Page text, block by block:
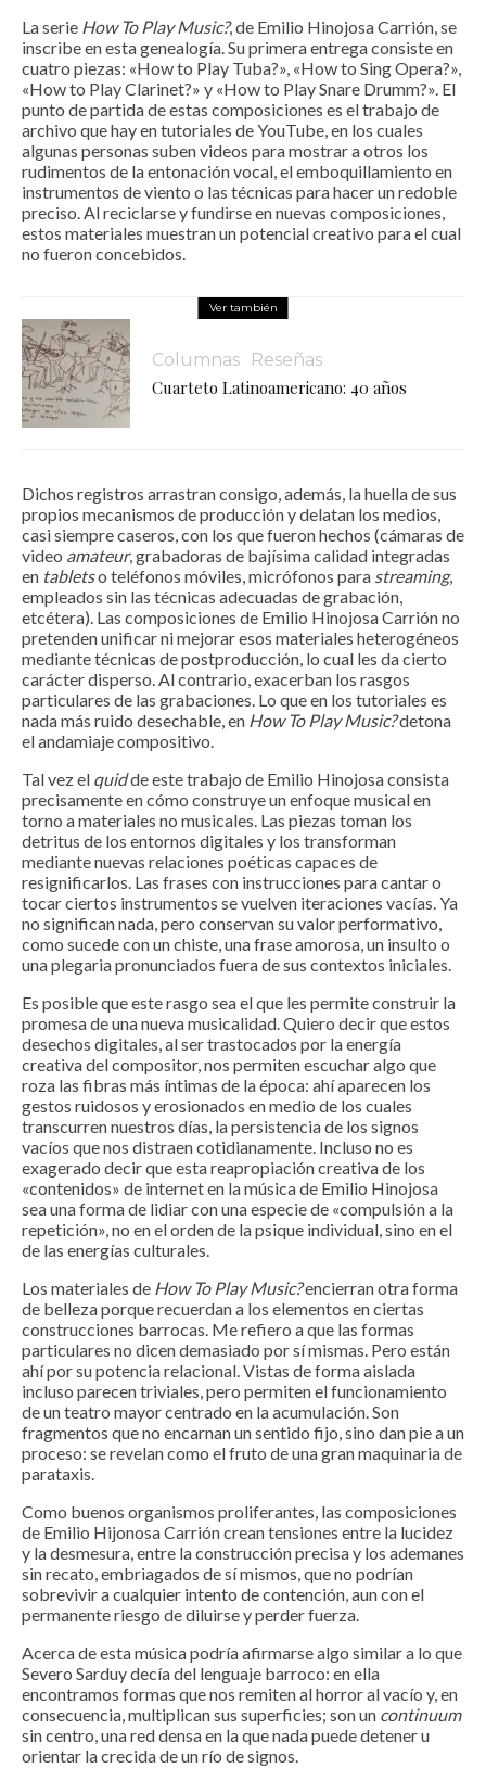
La serie How To Play Music?, de Emilio Hinojosa Carrión, se
inscribe en esta genealogía. Su primera entrega consiste en
cuatro piezas: «How to Play Tuba?», «How to Sing Opera?»,
«How to Play Clarinet?» y «How to Play Snare Drumm?». El
punto de partida de estas composiciones es el trabajo de
archivo que hay en tutoriales de YouTube, en los cuales
algunas personas suben videos para mostrar a otros los
rudimentos de la entonación vocal, el emboquillamiento en
instrumentos de viento o las técnicas para hacer un redoble
preciso. Al reciclarse y fundirse en nuevas composiciones,
estos materiales muestran un potencial creativo para el cual
no fueron concebidos.
Ver también
Columnas Reseñas
Cuarteto Latinoamericano: 40 años
Dichos registros arrastran consigo, además, la huella de sus
propios mecanismos de producción y delatan los medios,
casi siempre caseros, con los que fueron hechos (cámaras de
video amateur, grabadoras de bajísima calidad integradas
en tabletso teléfonos móviles, micrófonos para streaming,
empleados sin las técnicas adecuadas de grabación,
etcétera). Las composiciones de Emilio Hinojosa Carrión no
pretenden unificar ni mejorar esos materiales heterogéneos
mediante técnicas de postproducción, lo cual les da cierto
carácter disperso. Al contrario, exacerban los rasgos
particulares de las grabaciones. Lo que en los tutoriales es
nada más ruido desechable, en How To Play Music?detona
el andamiaje compositivo.
Tal vez el quidde este trabajo de Emilio Hinojosa consista
precisamente en cómo construye un enfoque musical en
torno a materiales no musicales. Las piezas toman los
detritus de los entornos digitales y los transforman
mediante nuevas relaciones poéticas capaces de
resignificarlos. Las frases con instrucciones para cantar o
tocar ciertos instrumentos se vuelven iteraciones vacías. Ya
no significan nada, pero conservan su valor performativo,
como sucede con un chiste, una frase amorosa, un insulto o
una plegaria pronunciados fuera de sus contextos iniciales.
Es posible que este rasgo sea el que les permite construir la
promesa de una nueva musicalidad. Quiero decir que estos
desechos digitales, al ser trastocados por la energía
creativa del compositor, nos permiten escuchar algo que
roza las fibras más íntimas de la época: ahí aparecen los
gestos ruidosos y erosionados en medio de los cuales
transcurren nuestros días, la persistencia de los signos
vacíos que nos distraen cotidianamente. Incluso no es
exagerado decir que esta reapropiación creativa de los
«contenidos» de internet en la música de Emilio Hinojosa
sea una forma de lidiar con una especie de «compulsión a la
repetición», no en el orden de la psique individual, sino en el
de las energías culturales.
Los materiales de How To Play Music?encierran otra forma
de belleza porque recuerdan a los elementos en ciertas
construcciones barrocas. Me refiero a que las formas
particulares no dicen demasiado por sí mismas. Pero están
ahí por su potencia relacional. Vistas de forma aislada
incluso parecen triviales, pero permiten el funcionamiento
de un teatro mayor centrado en la acumulación. Son
fragmentos que no encarnan un sentido fijo, sino dan pie a un
proceso: se revelan como el fruto de una gran maquinaria de
parataxis.
Como buenos organismos proliferantes, las composiciones
de Emilio Hijonosa Carrión crean tensiones entre la lucidez
y la desmesura, entre la construcción precisa y los ademanes
sin recato, embriagados de sí mismos, que no podrían
sobrevivir a cualquier intento de contención, aun con el
permanente riesgo de diluirse y perder fuerza.
Acerca de esta música podría afirmarse algo similar a lo que
Severo Sarduy decía del lenguaje barroco: en ella
encontramos formas que nos remiten al horror al vacío y, en
consecuencia, multiplican sus superficies; son un continuum
sin centro, una red densa en la que nada puede detener u
orientar la crecida de un río de signos.